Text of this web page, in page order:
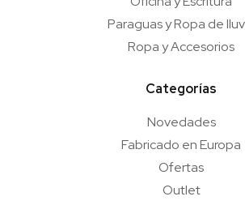
Paraguas y Ropa de
Ropa y Accesorios
Categorías
Novedades
Fabricado en Europa
Ofertas
Outlet